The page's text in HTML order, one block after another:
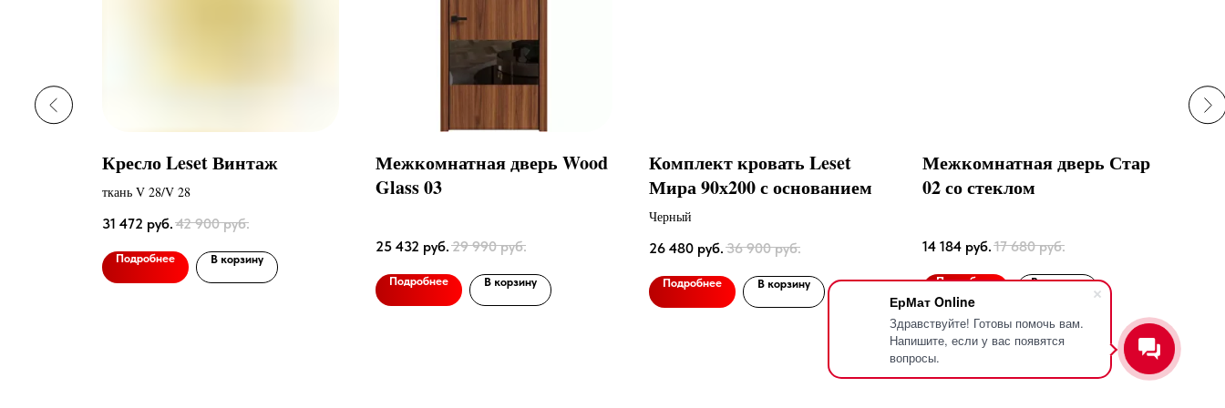
ЕрМат Online
Здравствуйте! Готовы помочь вам.
Напишите, если у вас появятся
вопросы.
Кресло Leset Винтаж
ткань V 28/V 28
31 472 руб. 42 900 руб.
Подробнее В корзину
Межкомнатная дверь Wood
Glass 03
25 432 руб. 29 990 руб.
Подробнее В корзину
Комплект кровать Leset
Мира 90х200 с основанием
Черный
26 480 руб. 36 900 руб.
Подробнее В корзину
Межкомнатная дверь Стар
02 со стеклом
14 184 руб. 17 680 руб.
Подробнее В корзину